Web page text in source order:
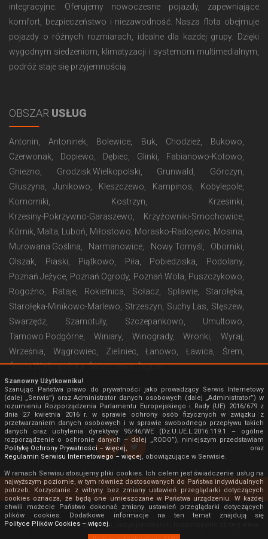
integracyjne. Oferujemy nowoczesne pojazdy, zapewniające
komfort, bezpieczeństwo i niezawodność. Nasza flota obejmuje
pojazdy o różnych rozmiarach, idealne dla każdej grupy. Dzięki
wygodnym siedzeniom, klimatyzacji i systemom multimedialnym,
podróż staje się przyjemnością.
OBSZAR USŁUG
Antonin Antoninek Bolewice Buk Chodzież
Bukowo
Czerwonak
Dopiewo Dębiec Glinki
Fabianowo-Kotowo
Gniezno
Grodzisk Wielkopolski Grunwald
Górczyn
Głuszyna
Junikowo Kleszczewo Kampinos
Kobylepole
Komorniki
Kostrzyn
Krzesinki
Krzesiny-Pokrzywno-Garaszewo
Krzyżowniki-Smochowice
Kórnik Malta Luboń Miłostowo Morasko-Radojewo Mosina
Murowana Goślina
Narmanowice Nowy Tomyśl
Oborniki
Olszak
Piaski Piątkowo Piła Pobiedziska
Podolany
Poznań Jeżyce Poznań Ogrody Poznań Wola
Puszczykowo
Rogoźno
Rataje Rokietnica Sołacz Spławie
Starołęka
Starołęka-Minikowo-Marlewo
Strzeszyn Suchy Las
Stęszew
Swarzędz
Szamotuły Szczepankowo
Umultowo
Tarnowo Podgórne
Winiary Winogrady Wronki
Wyraj
Września
Wągrowiec Zieliniec Łanowo Ławica
Śrem
Środa Wielkopolska Świerczewo Żegrze
Regulamin Serwisu |Polityka Ochrony Prywatności|
Polityka Plików Cookies|Mapa strony|Inne
Copyright © 2026AutokaryPoznan.plAll Rights Reserved.
Realizacja:
Interprom.pl - Domeny premium, pozycjonowanie, responsywne strony www
Szanowny Użytkowniku!
Szanując Państwa prawo do prywatności jako prowadzący Serwis Internetowy
(dalej „Serwis”) oraz Administrator danych osobowych (dalej „Administrator”) w
rozumieniu Rozporządzenia Parlamentu Europejskiego i Rady (UE) 2016/679 z
dnia 27 kwietnia 2016 r. w sprawie ochrony osób fizycznych w związku z
przetwarzaniem danych osobowych i w sprawie swobodnego przepływu takich
danych oraz uchylenia dyrektywy 95/46/WE (Dz.U.UE.L.2016.119.1 – ogólne
rozporządzenie o ochronie danych – dalej „RODO”), niniejszym przedstawiam
Politykę Ochrony Prywatności – więcej, oraz
Regulamin Serwisu Internetowego – więcej, obowiązujące w Serwisie.
W ramach Serwisu stosujemy pliki cookies. Ich celem jest świadczenie usług na
najwyższym poziomie, w tym również dostosowanych do Państwa indywidualnych
potrzeb. Korzystanie z witryny bez zmiany ustawień przeglądarki dotyczących
cookies oznacza, że będą one umieszczane w Państwa urządzeniu. W każdej
chwili możecie Państwo dokonać zmiany ustawień przeglądarki dotyczących
plików cookies. Dodatkowe informacje na ten temat znajdują się
Polityce Plików Cookies – więcej.